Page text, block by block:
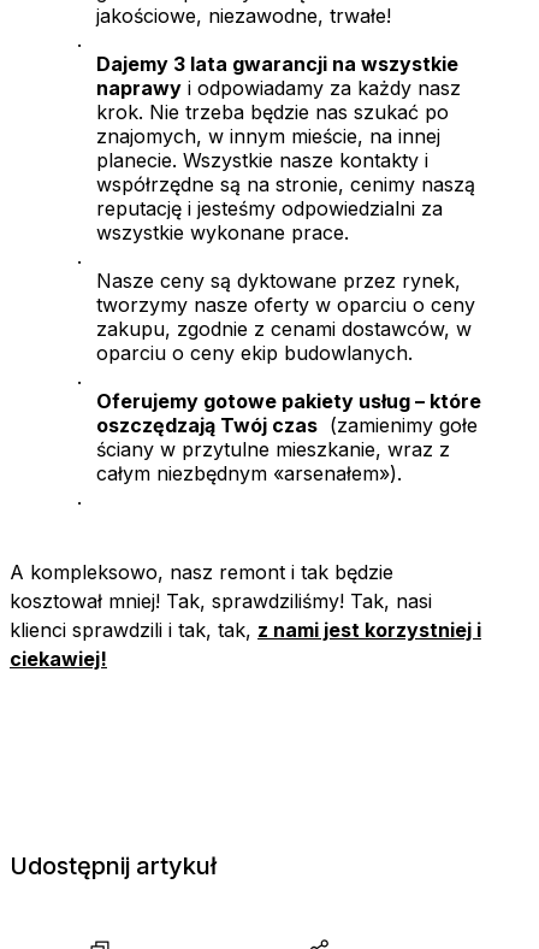
jakościowe, niezawodne, trwałe!
.
Dajemy 3 lata gwarancji na wszystkie
naprawy i odpowiadamy za każdy nasz
krok. Nie trzeba będzie nas szukać po
znajomych, w innym mieście, na innej
planecie. Wszystkie nasze kontakty i
współrzędne są na stronie, cenimy naszą
reputację i jesteśmy odpowiedzialni za
wszystkie wykonane prace.
.
Nasze ceny są dyktowane przez rynek,
tworzymy nasze oferty w oparciu o ceny
zakupu, zgodnie z cenami dostawców, w
oparciu o ceny ekip budowlanych.
.
Oferujemy gotowe pakiety usług – które
oszczędzają Twój czas (zamienimy gołe
ściany w przytulne mieszkanie, wraz z
całym niezbędnym «arsenałem»).
.
A kompleksowo, nasz remont i tak będzie
kosztował mniej! Tak, sprawdziliśmy! Tak, nasi
klienci sprawdzili i tak, tak, z nami jest korzystniej i
ciekawiej!
Udostępnij artykuł